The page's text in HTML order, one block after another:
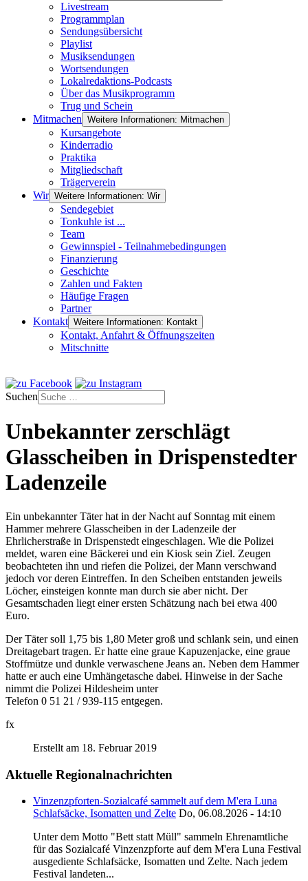
Livestream
Programmplan
Sendungsübersicht
Playlist
Musiksendungen
Wortsendungen
Lokalredaktions-Podcasts
Über das Musikprogramm
Trug und Schein
Mitmachen Weitere Informationen: Mitmachen
Kursangebote
Kinderradio
Praktika
Mitgliedschaft
Trägerverein
Wir Weitere Informationen: Wir
Sendegebiet
Tonkuhle ist ...
Team
Gewinnspiel - Teilnahmebedingungen
Finanzierung
Geschichte
Zahlen und Fakten
Häufige Fragen
Partner
Kontakt Weitere Informationen: Kontakt
Kontakt, Anfahrt & Öffnungszeiten
Mitschnitte
Suchen
Unbekannter zerschlägt
Glasscheiben in Drispenstedter
Ladenzeile
Ein unbekannter Täter hat in der Nacht auf Sonntag mit einem
Hammer mehrere Glasscheiben in der Ladenzeile der
Ehrlicherstraße in Drispenstedt eingeschlagen. Wie die Polizei
meldet, waren eine Bäckerei und ein Kiosk sein Ziel. Zeugen
beobachteten ihn und riefen die Polizei, der Mann verschwand
jedoch vor deren Eintreffen. In den Scheiben entstanden jeweils
Löcher, einsteigen konnte man durch sie aber nicht. Der
Gesamtschaden liegt einer ersten Schätzung nach bei etwa 400
Euro.
Der Täter soll 1,75 bis 1,80 Meter groß und schlank sein, und einen
Dreitagebart tragen. Er hatte eine graue Kapuzenjacke, eine graue
Stoffmütze und dunkle verwaschene Jeans an. Neben dem Hammer
hatte er auch eine Umhängetasche dabei. Hinweise in der Sache
nimmt die Polizei Hildesheim unter
Telefon 0 51 21 / 939-115 entgegen.
fx
Erstellt am 18. Februar 2019
Aktuelle Regionalnachrichten
Vinzenzpforten-Sozialcafé sammelt auf dem M'era Luna
Schlafsäcke, Isomatten und Zelte Do, 06.08.2026 - 14:10
Unter dem Motto "Bett statt Müll" sammeln Ehrenamtliche
für das Sozialcafé Vinzenzpforte auf dem M'era Luna Festival
ausgediente Schlafsäcke, Isomatten und Zelte. Nach jedem
Festival landeten...